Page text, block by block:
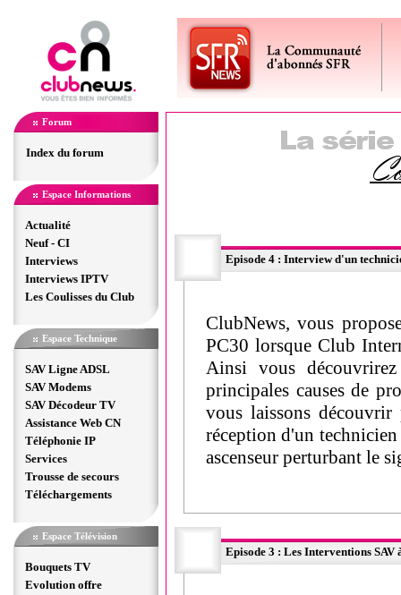
Forum
Index du forum
Espace Informations
Actualité
Neuf - CI
Interviews
Interviews IPTV
Les Coulisses du Club
Espace Technique
SAV Ligne ADSL
SAV Modems
SAV Décodeur TV
Assistance Web CN
Téléphonie IP
Services
Trousse de secours
Téléchargements
Espace Télévision
Bouquets TV
Evolution offre
Episode 4 : Interview d'un
ClubNews, vous
PC30 lorsque Club
Ainsi vous
principales causes de
vous laissons
réception d'un
ascenseur perturbant le
Episode 3 : Les Interventions SAV